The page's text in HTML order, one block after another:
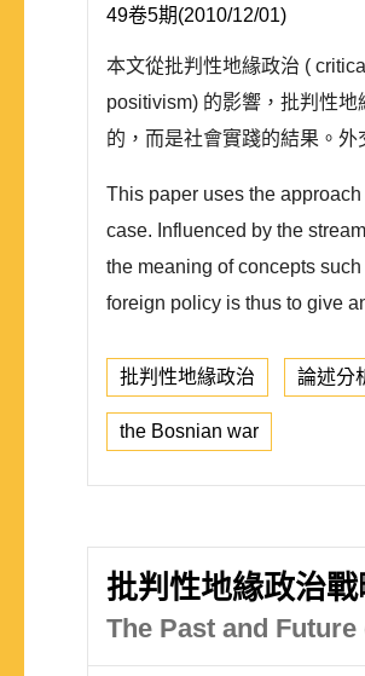
49卷5期(2010/12/01)
本文從批判性地緣政治 (
positivism) 的影響，批判性
的，而是社會實踐的結果。
This paper uses the
case. Influenced by the
the meaning of concepts
foreign policy is thus to give
批判性地緣政治 論述分
the Bosnian war
批判性地緣政治
The Past and